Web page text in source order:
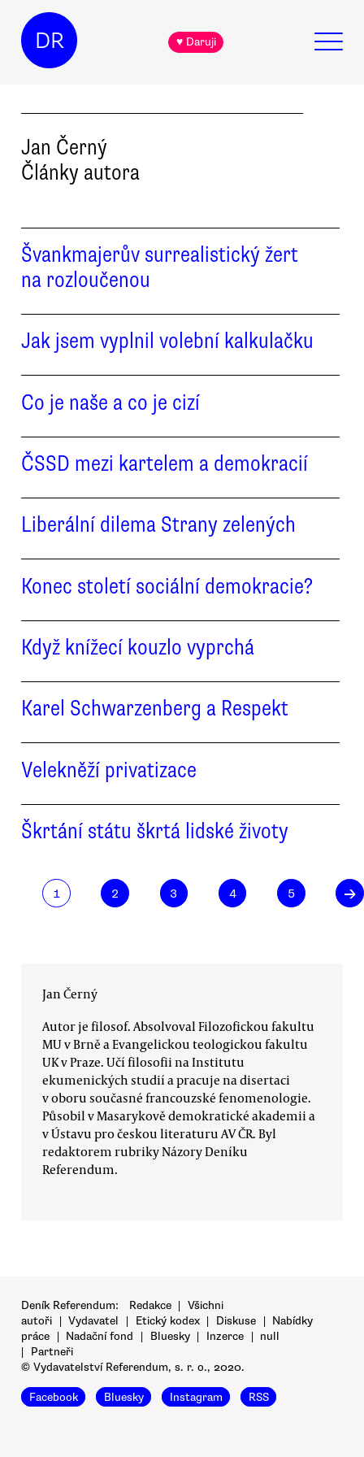
DR ♥ Daruji
Jan Černý
Články autora
Švankmajerův surrealistický žert
na rozloučenou
Jak jsem vyplnil volební kalkulačku
Co je naše a co je cizí
ČSSD mezi kartelem a demokracií
Liberální dilema Strany zelených
Konec století sociální demokracie?
Když knížecí kouzlo vyprchá
Karel Schwarzenberg a Respekt
Velekněží privatizace
Škrtání státu škrtá lidské životy
1 2 3 4 5 →
Jan Černý
Autor je filosof. Absolvoval Filozofickou fakultu
MU v Brně a Evangelickou teologickou fakultu
UK v Praze. Učí filosofii na Institutu
ekumenických studií a pracuje na disertaci
v oboru současné francouzské fenomenologie.
Působil v Masarykově demokratické akademii a
v Ústavu pro českou literaturu AV ČR. Byl
redaktorem rubriky Názory Deníku
Referendum.
Deník Referendum: Redakce | Všichni
autoři | Vydavatel | Etický kodex | Diskuse | Nabídky
práce | Nadační fond | Bluesky | Inzerce | null
|
Partneři
© Vydavatelství Referendum, s. r. o., 2020.
Facebook Bluesky Instagram RSS